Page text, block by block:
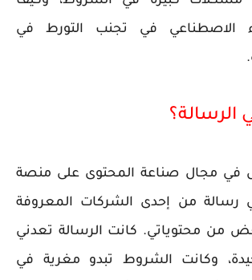
الاصطناعي في تجنب التورط في
الرسالة؟
في مجال صناعة المحتوى على منصة
رسالة من إحدى الشركات المعروفة
من محتوياتي. كانت الرسالة تعدني
وكانت الشروط تبدو مغرية في